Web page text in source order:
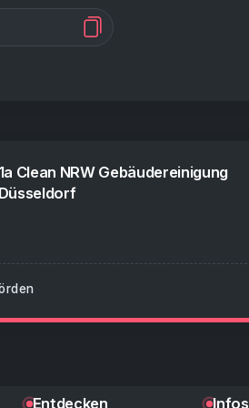
Clean NRW Gebäudereinigung
Düsseldorf
Entdecken Infos